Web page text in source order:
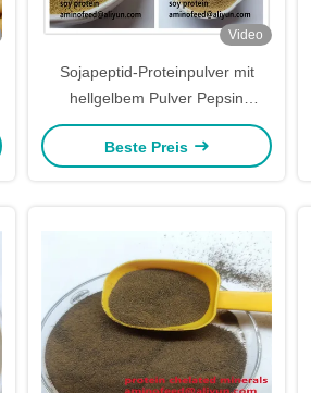
Video
Sojapeptid-Proteinpulver mit
hellgelbem Pulver Pepsin
Verdaulichkeit mehr als 90%
Beste Preis